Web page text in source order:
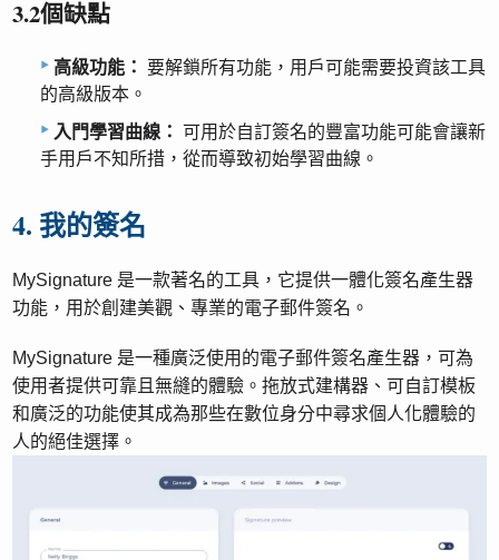
3.2個缺點
高級功能： 要解鎖所有功能，用戶可能需要投資該工具
的高級版本。
入門學習曲線： 可用於自訂簽名的豐富功能可能會讓新
手用戶不知所措，從而導致初始學習曲線。
4. 我的簽名
MySignature 是一款著名的工具，它提供一體化簽名產生器
功能，用於創建美觀、專業的電子郵件簽名。
MySignature 是一種廣泛使用的電子郵件簽名產生器，可為
使用者提供可靠且無縫的體驗。拖放式建構器、可自訂模板
和廣泛的功能使其成為那些在數位身分中尋求個人化體驗的
人的絕佳選擇。